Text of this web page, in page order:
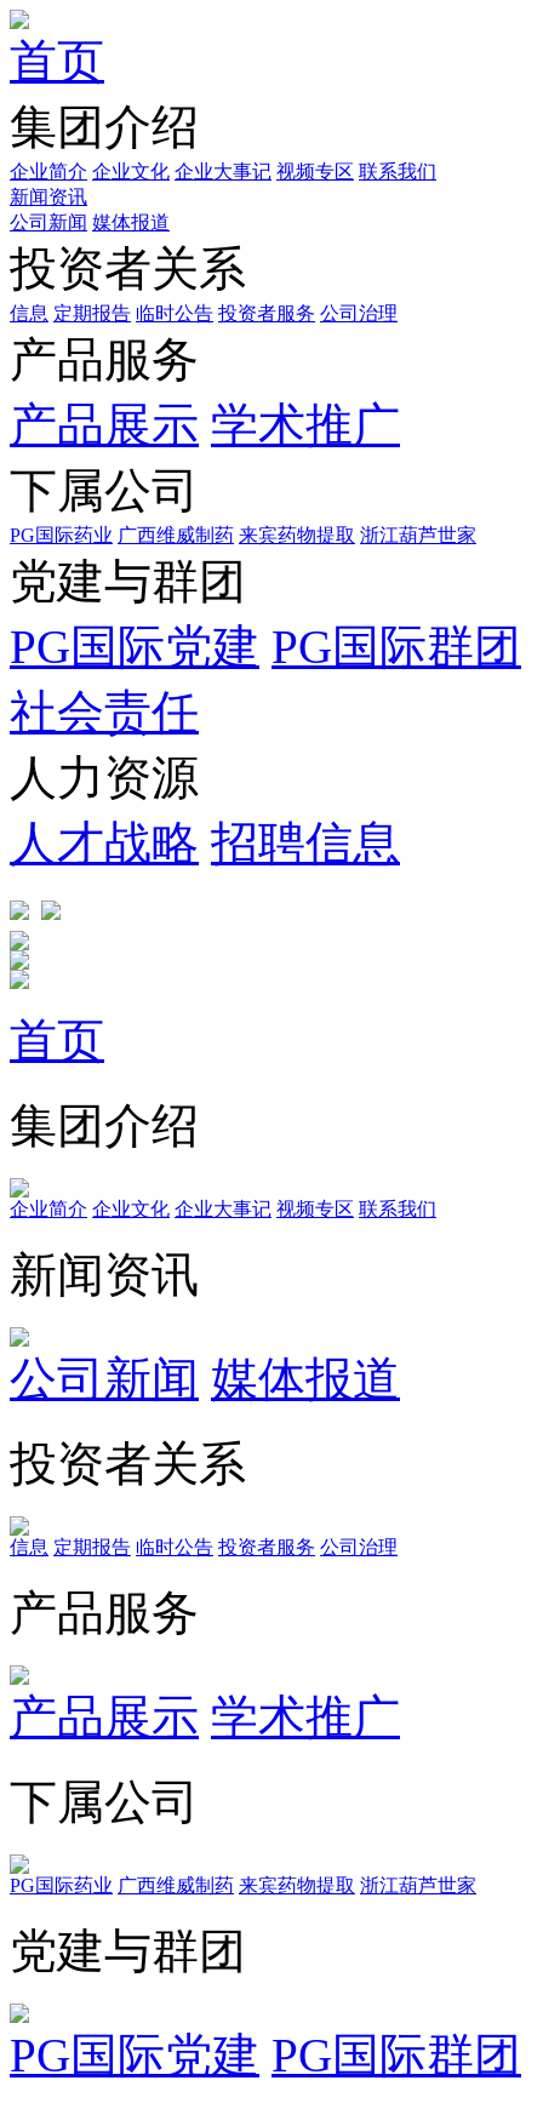
首页
集团介绍
企业简介 企业文化 企业⼤事记 视频专区 联系我们
新闻资讯
公司新闻 媒体报道
投资者关系
信息 定期报告 临时公告 投资者服务 公司治理
产品服务
产品展示 学术推广
下属公司
PG国际药业 广西维威制药 来宾药物提取 浙江葫芦世家
党建与群团
PG国际党建 PG国际群团
社会责任
人力资源
人才战略 招聘信息
首页
集团介绍
企业简介 企业文化 企业⼤事记 视频专区 联系我们
新闻资讯
公司新闻 媒体报道
投资者关系
信息 定期报告 临时公告 投资者服务 公司治理
产品服务
产品展示 学术推广
下属公司
PG国际药业 广西维威制药 来宾药物提取 浙江葫芦世家
党建与群团
PG国际党建 PG国际群团